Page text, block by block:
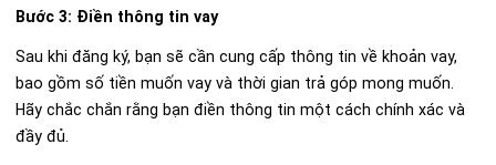
Bước 3: Điền thông tin vay
Sau khi đăng ký, bạn sẽ cần cung cấp thông tin về khoản vay,
bao gồm số tiền muốn vay và thời gian trả góp mong muốn.
Hãy chắc chắn rằng bạn điền thông tin một cách chính xác và
đầy đủ.